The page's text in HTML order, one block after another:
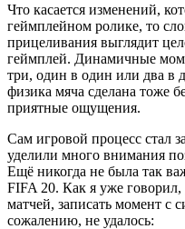
Что касается изменений,
геймплейном ролике, то
прицеливания выглядит
геймплей. Динамичные
три, один в один или два в
физика мяча сделана тоже
приятные ощущения.
Сам игровой процесс стал
уделили много внимания
Ещё никогда не была так
FIFA 20. Как я уже говорил,
матчей, записать момент с
сожалению, не удалось: